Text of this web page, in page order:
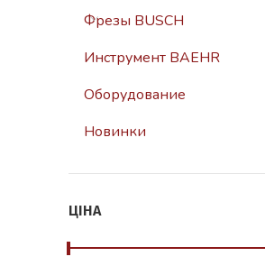
Фрезы BUSCH
Инструмент BAEHR
Оборудование
Новинки
ЦІНА